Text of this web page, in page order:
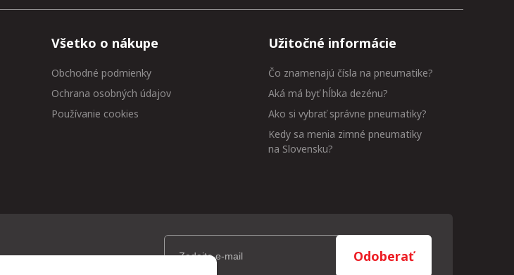
Všetko o nákupe
Obchodné podmienky
Ochrana osobných údajov
Používanie cookies
Užitočné informácie
Čo znamenajú čísla na pneumatike?
Aká má byť hĺbka dezénu?
Ako si vybrať správne pneumatiky?
Kedy sa menia zimné pneumatiky
na Slovensku?
Odoberať